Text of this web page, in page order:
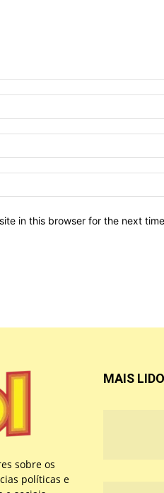
in this browser for the next
sobre os
políticas e
MAIS